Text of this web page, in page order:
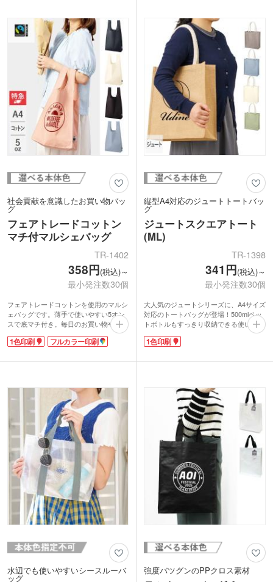
タン付きで中身が飛び出しにくく安心で
す。日常からアウトドアまで幅広く活躍
OPP個包装でコンパクト。手渡しやすく
ノベルティにおススメです。1色の名入
れロゴ印刷に対応しています。
社会貢献を意識したお買い物バッ
グ
フェアトレードコットン
マチ付マルシェバッグ
TR-1402
358円(税込)～
最小発注数30個
フェアトレードコットンを使用のマルシ
ェバッグです。薄手で使いやすい5オン
スで底マチ付き。毎日のお買い物やエコ
バッグにぴったりです。国際フェアトレ
ード認証ラベル付き。1色のシルク印刷
フェアトレードとは発展途上国の原料や
援する活動です。SDGs関連のキャンペ
ーン販促品やフェアトレード関連フード
の案件など素材の特性を生かした案件な
どにご提案いただけます。
1色印刷 フルカラー印刷
縦型A4対応のジュートトートバッ
グ
ジュートスクエアトート
(ML)
TR-1398
341円(税込)～
最小発注数30個
大人気のジュートシリーズに、A4サイズ
対応のトートバッグが登場！500mlペッ
トボトルもすっきり収納できる使い勝手
の良い大きさ。肩掛けできるハンドル
で、お出かけやエコバッグにぴったり。
リーズです。
ンで人気のジュートバッグ。1色名入れ
印刷で、天然素材の風合いを活かしたオ
リジナル感あふれるノベルティを作成し
てみませんか？
1色印刷
水辺でも使いやすいシースルーバ
ッグ
強度バツグンのPPクロス素材